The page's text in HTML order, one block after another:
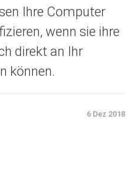
Ihre Computer
wenn sie ihre
direkt an Ihr
können.
6 Dez 2018